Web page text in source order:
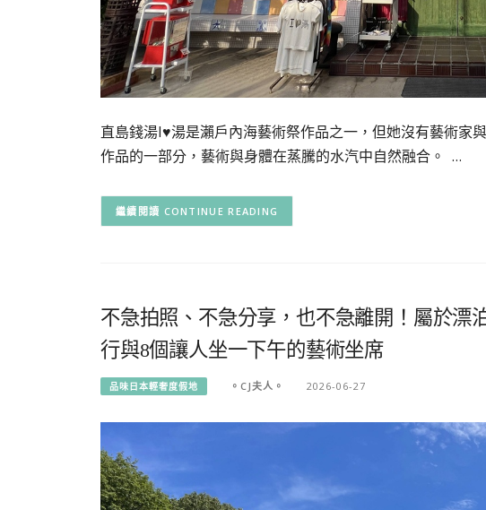
直島錢湯I♥湯是瀨戶內海藝術祭作品之一，但她沒有藝術家
作品的一部分，藝術與身體在蒸騰的水汽中自然融合。 …
CONTINUE READING
不急拍照、不急分享，也不急離開！屬於漂
行與8個讓人坐一下午的藝術坐席
品味日本輕奢度假地 。CJ夫人。 2026-06-27